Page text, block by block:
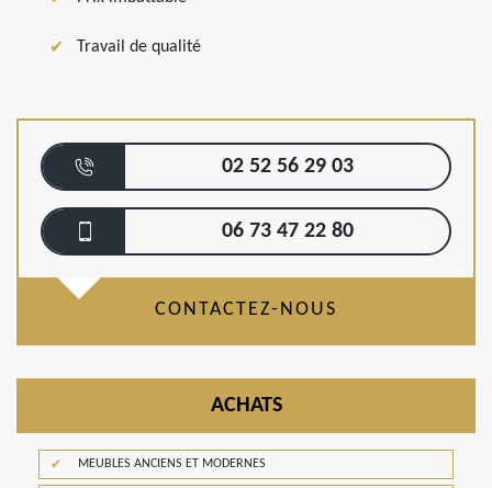
Travail de qualité
02 52 56 29 03
06 73 47 22 80
CONTACTEZ-NOUS
ACHATS
MEUBLES ANCIENS ET MODERNES